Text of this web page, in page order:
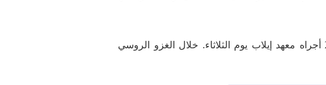
انعكست نية التصويت في الجولة الأولى من الانتخابات الرئاسية في استطلاع جديد لعام 2022 أجراه معهد إيلاب يوم الثلاثاء. خلال الغزو الروسي